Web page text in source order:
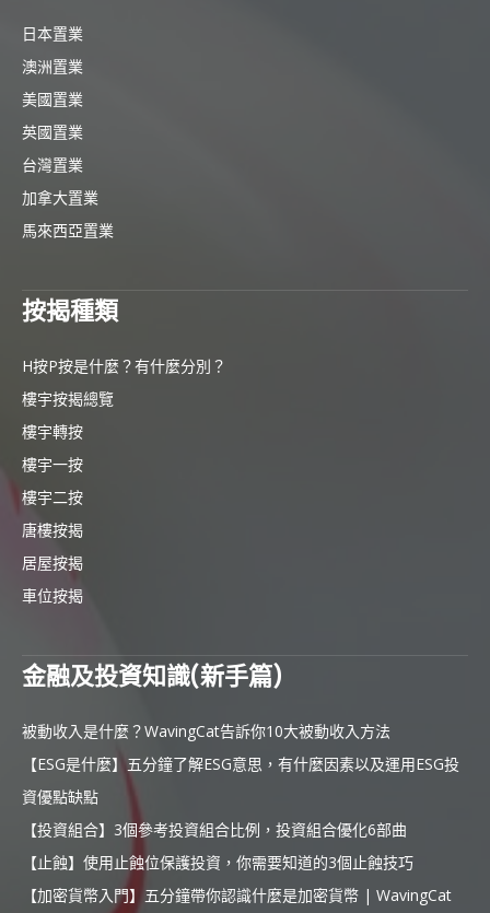
日本置業
澳洲置業
美國置業
英國置業
台灣置業
加拿大置業
馬來西亞置業
按揭種類
H按P按是什麼？有什麼分別？
樓宇按揭總覽
樓宇轉按
樓宇一按
樓宇二按
唐樓按揭
居屋按揭
車位按揭
金融及投資知識(新手篇)
被動收入是什麼？WavingCat告訴你10大被動收入方法
【ESG是什麼】五分鐘了解ESG意思，有什麼因素以及運用ESG投
資優點缺點
【投資組合】3個參考投資組合比例，投資組合優化6部曲
【止蝕】使用止蝕位保護投資，你需要知道的3個止蝕技巧
【加密貨幣入門】五分鐘帶你認識什麼是加密貨幣 | WavingCat